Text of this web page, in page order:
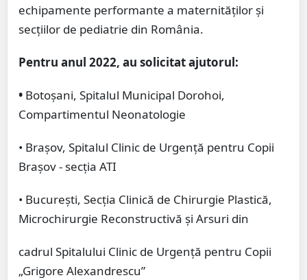
echipamente performante a maternităţilor și
secțiilor de pediatrie din România.
Pentru anul 2022, au solicitat ajutorul:
• Botoșani, Spitalul Municipal Dorohoi,
Compartimentul Neonatologie
• Brașov, Spitalul Clinic de Urgență pentru Copii
Brașov - secția ATI
• București, Secția Clinică de Chirurgie Plastică,
Microchirurgie Reconstructivă și Arsuri din
cadrul Spitalului Clinic de Urgență pentru Copii
„Grigore Alexandrescu”